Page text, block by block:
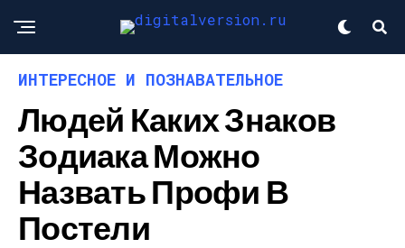
ИНТЕРЕСНОЕ И ПОЗНАВАТЕЛЬНОЕ
Людей Каких Знаков
Зодиака Можно
Назвать Профи В
Постели